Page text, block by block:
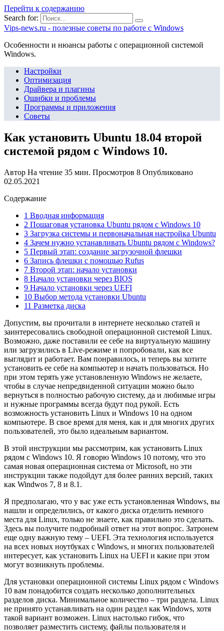
Перейти к содержанию
Search for:
Vips-news.ru - полезные советы по работе с Windows
Особенности и нюансы работы с операционной системой
Windows.
Настройки
Оптимизация
Драйвера и плагины
Ошибки и проблемы
Программы и приложения
Советы
Как установить Ubuntu 18.04 второй
системой рядом с Windows 10.
Автор На чтение 35 мин. Просмотров 8 Опубликовано
02.05.2021
Содержание
1 Вводная информация
2 Пошаговая установка Ubuntu рядом с Windows 10
3 Загрузка системы и первоначальная настройка Ubuntu
4 Зачем нужно устанавливать Ubuntu рядом с Windows?
5 Первый этап: создание загрузочной флешки
6 Запись флешки с помощью Rufus
7 Второй этап: начало установки
8 Начало установки через BIOS
9 Начало установки через UEFI
10 Выбор метода установки Ubuntu
11 Разметка диска
Допустим, вы прочитали в интернете несколько статей и
заинтересовались свободной операционной системой Linux.
Возможно, даже поставили ее себе на виртуальную машину
или загрузились в Live-режиме и попробовали, как все
выглядит и работает. Вам понравилось, и теперь вы хотите
установить ее себе на компьютер и начать пользоваться. Но
при этом терять уже установленную Windows не желаете,
чтобы в случае непредвиденной ситуации можно было
вернуться в полностью рабочую систему, да и любимые игры
и нужные программы всегда будут под рукой. Есть
возможность установить Linux и Windows 10 на одном
компьютере. В свое время для меня, как и для многих других
пользователей, это было идеальным вариантом.
В этой инструкции мы рассмотрим, как установить Linux
рядом с Windows 10. Я говорю Windows 10 потому, что это
самая новая операционная система от Microsoft, но эти
инструкции также подойдут для более ранних версий, таких
как Windwos 7, 8 и 8.1.
Я предполагаю, что у вас уже есть установленная Windows, вы
нашли и определились, от какого диска отделить немного
места для Linux, только не знаете, как правильно это сделать.
Здесь вы получите подробный ответ на этот вопрос. Затронем
еще одну важную тему – UEFI. Эта технология используется
на всех новых ноутбуках с Windows, и многих пользователей
интересует, как установить Linux на UEFI и какие при этом
могут возникнуть проблемы.
Для установки операционной системы Linux рядом с Windows
10 вам понадобится создать несколько дополнительных
разделов диска. Минимальное количество – три раздела. Linux
не принято устанавливать на один раздел как Windows, хотя
такой вариант возможен. Linux настолько гибок, что
позволяет разместить систему, файлы пользователя и